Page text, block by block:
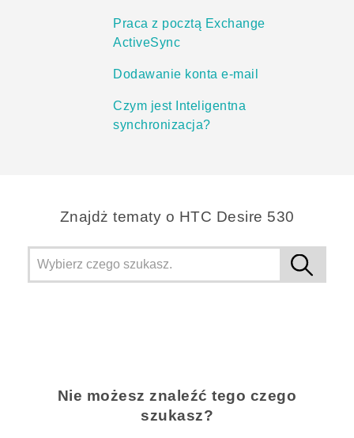
Praca z pocztą Exchange
ActiveSync
Dodawanie konta e-mail
Czym jest Inteligentna
synchronizacja?
Znajdż tematy o HTC Desire 530
Nie możesz znaleźć tego czego
szukasz?